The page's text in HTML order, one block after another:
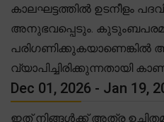
കാലഘട്ടത്തിൽ ഉടനീളം
അനുഭവപ്പെടും.
പരിഗണിക്കുകയാണെങ്കിൽ
വ്യാപിച്ചിരിക്കുന്നതായി
Dec 01, 2026 - Jan 19,
ഇത് നിങ്ങൾക്ക് അത്ര